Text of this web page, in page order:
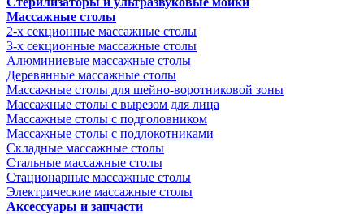
Массажные столы
2-х секционные массажные столы
3-х секционные массажные столы
Алюминиевые массажные столы
Деревянные массажные столы
Массажные столы для шейно-воротниковой зоны
Массажные столы с вырезом для лица
Массажные столы с подголовником
Массажные столы с подлокотниками
Складные массажные столы
Стальные массажные столы
Стационарные массажные столы
Электрические массажные столы
Аксессуары и запчасти